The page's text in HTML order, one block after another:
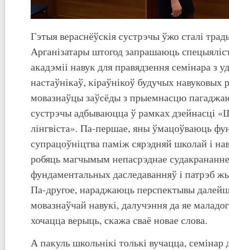
Гэтыя вераснёўскія сустрэчы ўжо сталі
Арганізатары штогод запрашаюць
акадэміі навук для правядзення семінара з
настаўнікаў, кіраўнікоў будучых
мовазнаўцы заўсёды з прыемнасцю
сустрэчы адбываюцца ў рамках дзейнасці
лінгвіста». Па-першае, яны ўмацоўваюць
супрацоўніцтва паміж сярэдняй школай і
робяць магчымым непасрэднае
фундаментальных даследаванняў і патрэб
Па-другое, нараджаюць перспектывы
мовазнаўчай навукі, далучэння да яе
хочацца верыць, скажа сваё новае слова.
А пакуль школьнікі толькі вучацца, семінар